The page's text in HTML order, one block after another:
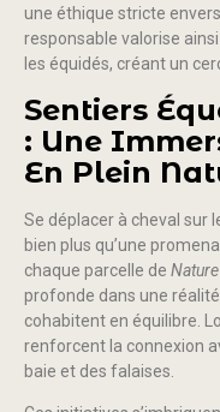
une éthique stricte
responsable valorise
les équidés, créant un
Sentiers
: Une
En Plein
Se déplacer à cheval sur
bien plus qu’une
chaque parcelle de
profonde dans une
cohabitent en équilibre.
renforcent la connexion
baie et des falaises.